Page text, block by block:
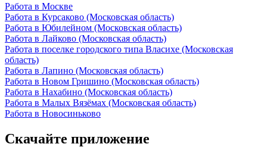
Работа в Москве
Работа в Курсаково (Московская область)
Работа в Юбилейном (Московская область)
Работа в Лайково (Московская область)
Работа в поселке городского типа Власихе (Московская
область)
Работа в Лапино (Московская область)
Работа в Новом Гришино (Московская область)
Работа в Нахабино (Московская область)
Работа в Малых Вязёмах (Московская область)
Работа в Новосиньково
Скачайте приложение